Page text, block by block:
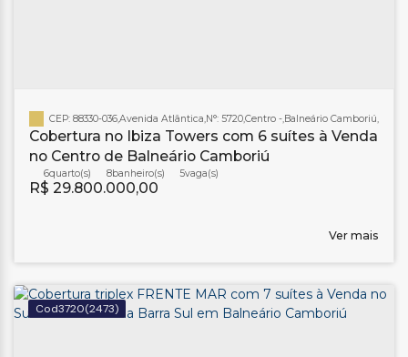
Cobertura no Ibiza Towers com 6 suítes à Venda
no Centro de Balneário Camboriú
R$ 29.800.000,00
CEP: 88330-036,Avenida Atlântica,N°: 5720,Centro ,Balneário Camboriú,
6 8banheiro(s) 5
Ver mais
3720(2473)